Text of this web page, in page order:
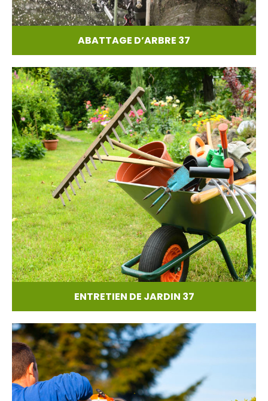
ABATTAGE D’ARBRE 37
ENTRETIEN DE JARDIN 37